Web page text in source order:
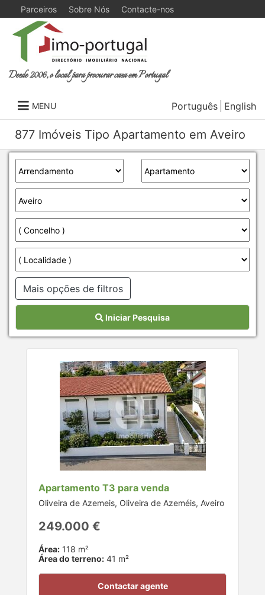
Parceiros Sobre Nós Contacte-nos
Desde 2006, o local para procurar casa em Portugal
MENU Português English
877 Imóveis Tipo Apartamento em Aveiro
Mais opções de filtros
Iniciar Pesquisa
Apartamento T3 para venda
Oliveira de Azemeis, Oliveira de Azeméis, Aveiro
249.000 €
Área: 118 m²
Área do terreno: 41 m²
Contactar agente